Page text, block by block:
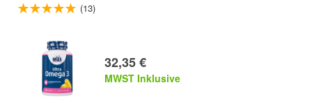
(13)
32,35 €
MWST Inklusive